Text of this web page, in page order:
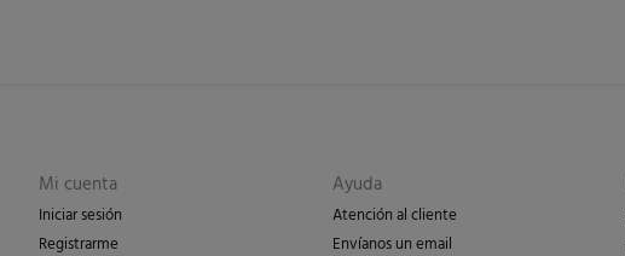
Mi cuenta
Iniciar sesión
Registrarme
Ayuda
Atención al cliente
Envíanos un email